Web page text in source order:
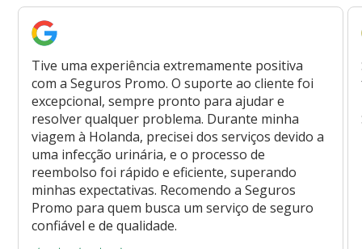
Tive uma experiência extremamente positiva
com a Seguros Promo. O suporte ao cliente foi
excepcional, sempre pronto para ajudar e
resolver qualquer problema. Durante minha
viagem à Holanda, precisei dos serviços devido a
uma infecção urinária, e o processo de
reembolso foi rápido e eficiente, superando
minhas expectativas. Recomendo a Seguros
Promo para quem busca um serviço de seguro
confiável e de qualidade.